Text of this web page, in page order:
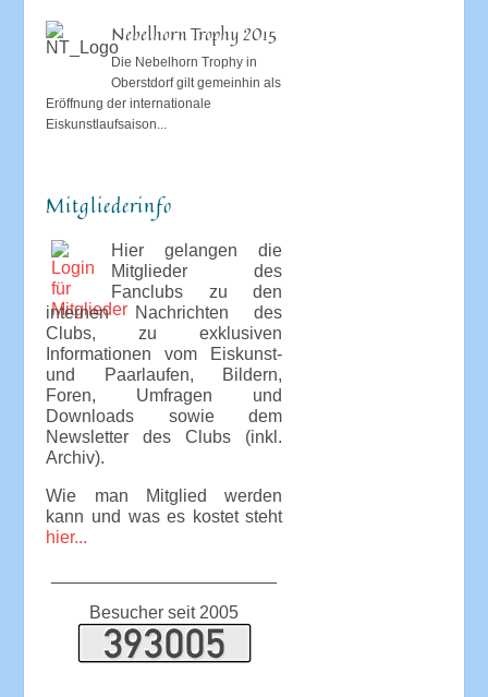
Nebelhorn Trophy 2015
Die Nebelhorn Trophy in
Oberstdorf gilt gemeinhin als
Eröffnung der internationale
Eiskunstlaufsaison...
Mitgliederinfo
Hier gelangen die
Mitglieder des
Fanclubs zu den
internen Nachrichten des
Clubs, zu exklusiven
Informationen vom Eiskunst-
und Paarlaufen, Bildern,
Foren, Umfragen und
Downloads sowie dem
Newsletter des Clubs (inkl.
Archiv).
Wie man Mitglied werden
kann und was es kostet steht
hier...
Besucher seit 2005